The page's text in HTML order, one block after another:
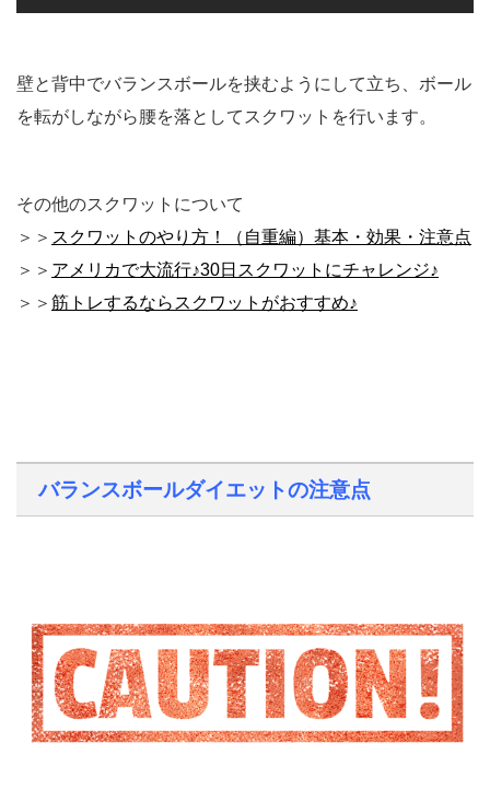
壁と背中でバランスボールを挟むようにして立ち、ボール
を転がしながら腰を落としてスクワットを行います。
その他のスクワットについて
＞＞ スクワットのやり方！（自重編）基本・効果・注意点
＞＞ アメリカで大流行♪30日スクワットにチャレンジ♪
＞＞ 筋トレするならスクワットがおすすめ♪
バランスボールダイエットの注意点